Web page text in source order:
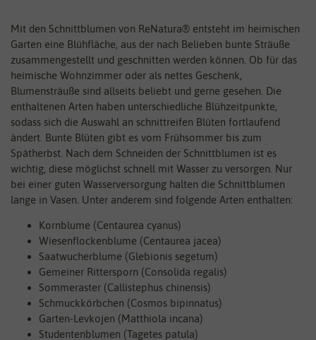
Mit den Schnittblumen von ReNatura® entsteht im heimischen
Garten eine Blühfläche, aus der nach Belieben bunte Sträuße
zusammengestellt und geschnitten werden können. Ob für das
heimische Wohnzimmer oder als nettes Geschenk,
Blumensträuße sind allseits beliebt und gerne gesehen. Die
enthaltenen Arten haben unterschiedliche Blühzeitpunkte,
sodass sich die Auswahl an schnittreifen Blüten fortlaufend
ändert. Bunte Blüten gibt es vom Frühsommer bis zum
Spätherbst. Nach dem Schneiden der Schnittblumen ist es
wichtig, diese möglichst schnell mit Wasser zu versorgen. Nur
bei einer guten Wasserversorgung halten die Schnittblumen
lange in Vasen. Unter anderem sind folgende Arten enthalten:
Kornblume (Centaurea cyanus)
Wiesenflockenblume (Centaurea jacea)
Saatwucherblume (Glebionis segetum)
Gemeiner Rittersporn (Consolida regalis)
Sommeraster (Callistephus chinensis)
Schmuckkörbchen (Cosmos bipinnatus)
Garten-Levkojen (Matthiola incana)
Studentenblumen (Tagetes patula)